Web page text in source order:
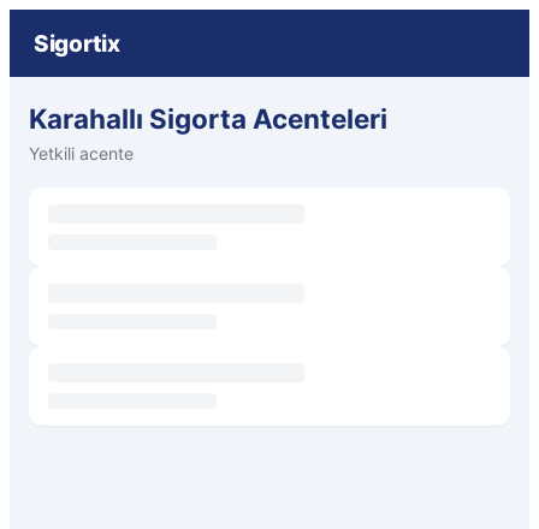
Sigortix
Karahallı Sigorta Acenteleri
Yetkili acente